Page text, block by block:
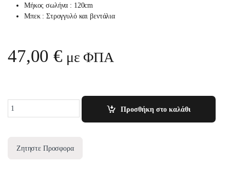
Μήκος σωλήνα : 120cm
Μπεκ : Στρογγυλό και βεντάλια
47,00€ με ΦΠΑ
Προσθήκη στο καλάθι
Ζητηστε Προσφορα